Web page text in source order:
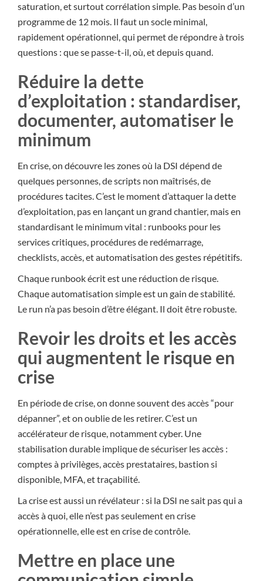
saturation, et surtout corrélation simple. Pas besoin d’un
programme de 12 mois. Il faut un socle minimal,
rapidement opérationnel, qui permet de répondre à trois
questions : que se passe-t-il, où, et depuis quand.
Réduire la dette
d’exploitation : standardiser,
documenter, automatiser le
minimum
En crise, on découvre les zones où la DSI dépend de
quelques personnes, de scripts non maîtrisés, de
procédures tacites. C’est le moment d’attaquer la dette
d’exploitation, pas en lançant un grand chantier, mais en
standardisant le minimum vital : runbooks pour les
services critiques, procédures de redémarrage,
checklists, accès, et automatisation des gestes répétitifs.
Chaque runbook écrit est une réduction de risque.
Chaque automatisation simple est un gain de stabilité.
Le run n’a pas besoin d’être élégant. Il doit être robuste.
Revoir les droits et les accès
qui augmentent le risque en
crise
En période de crise, on donne souvent des accès “pour
dépanner”, et on oublie de les retirer. C’est un
accélérateur de risque, notamment cyber. Une
stabilisation durable implique de sécuriser les accès :
comptes à privilèges, accès prestataires, bastion si
disponible, MFA, et traçabilité.
La crise est aussi un révélateur : si la DSI ne sait pas qui a
accès à quoi, elle n’est pas seulement en crise
opérationnelle, elle est en crise de contrôle.
Mettre en place une